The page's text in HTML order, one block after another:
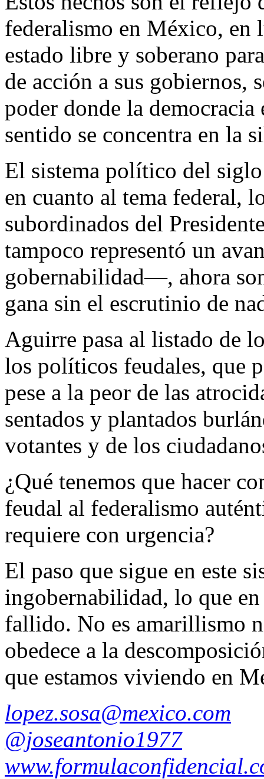
federalismo en México, en
estado libre y soberano
de acción a sus gobiernos,
poder donde la
sentido se concentra en la
El sistema político del
en cuanto al tema federal,
subordinados del
tampoco representó un
gobernabilidad—, ahora
gana sin el escrutinio de
Aguirre pasa al listado de
los políticos feudales, que
pese a la peor de las
sentados y plantados
votantes y de los
¿Qué tenemos que hacer
feudal al federalismo
requiere con urgencia?
El paso que sigue en este
ingobernabilidad, lo que en
fallido. No es amarillismo
obedece a la
que estamos viviendo en
lopez.sosa@mexico.com
@joseantonio1977